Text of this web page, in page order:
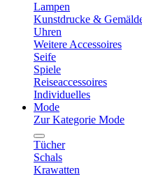
Lampen
Kunstdrucke &
Uhren
Weitere Accessoires
Seife
Spiele
Reiseaccessoires
Individuelles
Mode
Zur Kategorie Mode
Tücher
Schals
Krawatten